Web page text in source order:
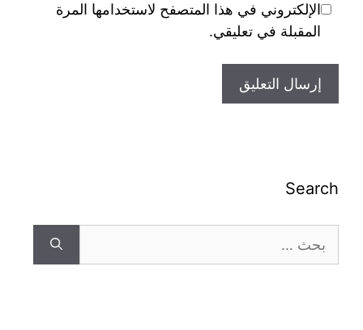
الإلكتروني في هذا المتصفح لاستخدامها المرة
المقبلة في تعليقي.
Search